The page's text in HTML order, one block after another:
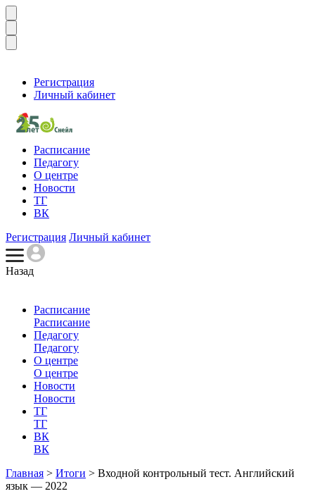
Регистрация
Личный кабинет
Расписание
Педагогу
О центре
Новости
ТГ
ВК
Регистрация Личный кабинет
Назад
Расписание
Расписание
Педагогу
Педагогу
О центре
О центре
Новости
Новости
ТГ
ТГ
ВК
ВК
Главная > Итоги > Входной контрольный тест. Английский
язык — 2022